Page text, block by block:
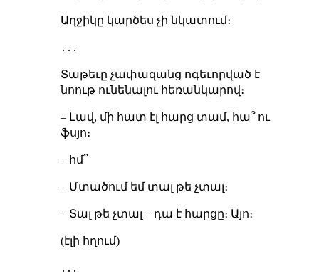
Աղջիկը կարծես չի նկատում։
․․․
Տաթեւը չափազանց ոգեւորված է
նոութ ունենալու հեռանկարով։
– Լավ, մի հատ էլ հարց տամ, հա՞ ու
ֆսյո։
– հմ՞
– Մտածում եմ տալ թե չտալ։
– Տալ թե չտալ – դա է հարցը։ Այո։
(էլի հղում)
․․․